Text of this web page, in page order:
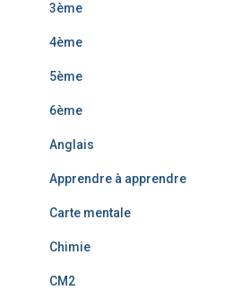
3ème
4ème
5ème
6ème
Anglais
Apprendre à apprendre
Carte mentale
Chimie
CM2